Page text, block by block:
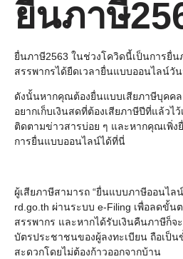
ยื่นภาษี
ยื่นภาษี2563 ในช่วงโควิดนี้เป็นการยื่น
สรรพากรได้ยืดเวลายื่นแบบออนไลน์วั
ดังนั้นหากคุณต้องยื่นแบบเสียภาษีบุคค
อยากเก็บเงินสดที่ต้องเสียภาษีปีที่แล้วไ
ติดตามข่าวสารบ่อย ๆ และหากคุณเพิ่ง
การยื่นแบบออนไลน์ได้ที่นี่
ผู้เสียภาษีสามารถ “ยื่นแบบภาษีออนไล
rd.go.th ผ่านระบบ e-Filing เพื่อลดขั้
สรรพากร และหากได้รับเงินคืนภาษีก็จ
บัตรประชาชนของผู้ลงทะเบียน ถือเป็
สะดวกโดยไม่ต้องก้าวออกจากบ้าน